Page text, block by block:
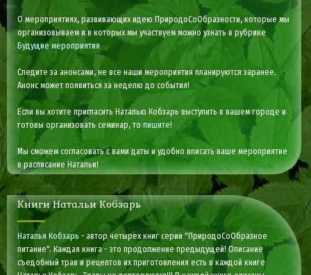
О мероприятиях, развивающих идею ПриродоСоОбразности, которые мы
организовываем и в которых мы участвуем можно узнать в рубрике
Будущие мероприятия
Следите за анонсами, не все наши мероприятия планируются заранее.
Анонс может появиться за неделю до события!
Если вы хотите пригласить Наталью Кобзарь выступить в вашем городе и
готовы организовать семинар, топишите!
Мы сможем согласовать с вами даты и удобно вписать ваше мероприятие
в расписание Натальи!
Книги Натальи Кобзарь
Наталья Кобзарь - автор четырех книг серии "ПриродоСоОбразное
питание". Каждая книга - это продолжение предыдущей! Описание
съедобный трав и рецептов их приготовления есть в каждой книге